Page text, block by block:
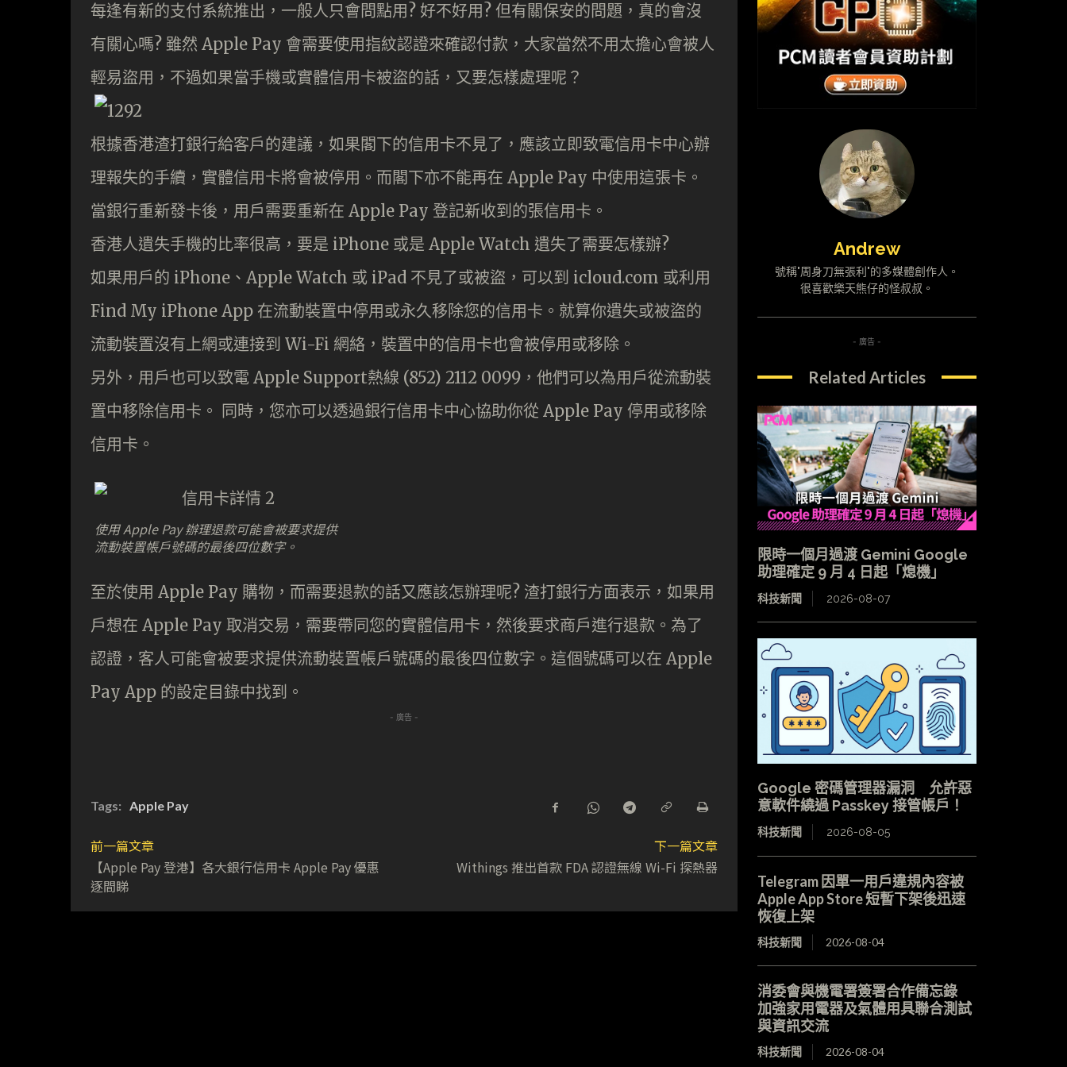
每逢有新的支付系統推出，一般人只會問點用? 好不好用? 但有關保安的問題，真的會沒
有關心嗎? 雖然 Apple Pay 會需要使用指紋認證來確認付款，大家當然不用太擔心會被人
輕易盜用，不過如果當手機或實體信用卡被盜的話，又要怎樣處理呢？
根據香港渣打銀行給客戶的建議， 如果閣下的信用卡不見了，應該立即致電信用卡中心辦
理報失的手續，實體信用卡將會被停用。而閣下亦不能再在 Apple Pay 中使用這張卡。
當銀行重新發卡後，用戶需要重新在 Apple Pay 登記新收到的張信用卡。
香港人遺失手機的比率很高，要是 iPhone 或是 Apple Watch 遺失了需要怎樣辦?
如果用戶的 iPhone、Apple Watch 或 iPad 不見了或被盜，可以到 icloud.com 或利用
Find My iPhone App 在流動裝置中停用或永久移除您的信用卡。就算你遺失或被盜的
流動裝置沒有上網或連接到 Wi-Fi 網絡，裝置中的信用卡也會被停用或移除。
另外，用戶也可以致電 Apple Support熱線 (852) 2112 0099，他們可以為用戶從流動裝
置中移除信用卡。 同時，您亦可以透過銀行信用卡中心協助你從 Apple Pay 停用或移除
信用卡。
使用 Apple Pay 辦理退款可能會被要求提供
流動裝置帳戶號碼的最後四位數字。
至於使用 Apple Pay 購物，而需要退款的話又應該怎辦理呢? 渣打銀行方面表示，如果用
戶想在 Apple Pay 取消交易，需要帶同您的實體信用卡，然後要求商戶進行退款。為了
認證，客人可能會被要求提供流動裝置帳戶號碼的最後四位數字。這個號碼可以在 Apple
Pay App 的設定目錄中找到。
- 廣告 -
Tags: Apple Pay
前一篇文章
【Apple Pay 登港】各大銀行信用卡 Apple Pay 優惠
逐間睇
下一篇文章
Withings 推出首款 FDA 認證無線 Wi-Fi 探熱器
Andrew
號稱"周身刀無張利"的多媒體創作人。
很喜歡樂天熊仔的怪叔叔。
- 廣告 -
Related Articles
限時一個月過渡 Gemini Google
助理確定 9 月 4 日起「熄機」
科技新聞 2026-08-07
Google 密碼管理器漏洞 允許惡
意軟件繞過 Passkey 接管帳戶！
科技新聞 2026-08-05
Telegram 因單一用戶違規內容被
Apple App Store 短暫下架後迅速
恢復上架
科技新聞 2026-08-04
消委會與機電署簽署合作備忘錄
加強家用電器及氣體用具聯合測試
與資訊交流
科技新聞 2026-08-04